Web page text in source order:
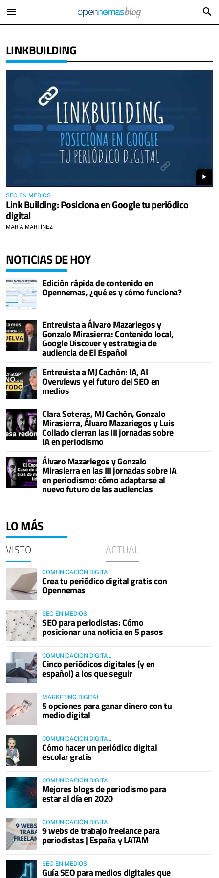
menu search
LINKBUILDING
play_arrow
SEO EN MEDIOS
Link Building: Posiciona en Google tu periódico
digital
MARÍA MARTÍNEZ
NOTICIAS DE HOY
Edición rápida de contenido en
Opennemas, ¿qué es y cómo funciona?
Entrevista a Álvaro Mazariegos y
Gonzalo Mirasierra: Contenido local,
Google Discover y estrategia de
audiencia de El Español
Entrevista a MJ Cachón: IA, AI
Overviews y el futuro del SEO en
medios
Clara Soteras, MJ Cachón, Gonzalo
Mirasierra, Álvaro Mazariegos y Luis
Collado cierran las III jornadas sobre
IA en periodismo
Álvaro Mazariegos y Gonzalo
Mirasierra en las III jornadas sobre IA
en periodismo: cómo adaptarse al
nuevo futuro de las audiencias
LO MÁS
VISTO ACTUAL
COMUNICACIÓN DIGITAL
Crea tu periódico digital gratis con
Opennemas
SEO EN MEDIOS
SEO para periodistas: Cómo
posicionar una noticia en 5 pasos
COMUNICACIÓN DIGITAL
Cinco periódicos digitales (y en
español) a los que seguir
MARKETING DIGITAL
5 opciones para ganar dinero con tu
medio digital
COMUNICACIÓN DIGITAL
Cómo hacer un periódico digital
escolar gratis
COMUNICACIÓN DIGITAL
Mejores blogs de periodismo para
estar al día en 2020
COMUNICACIÓN DIGITAL
9 webs de trabajo freelance para
periodistas | España y LATAM
SEO EN MEDIOS
Guía SEO para medios digitales que